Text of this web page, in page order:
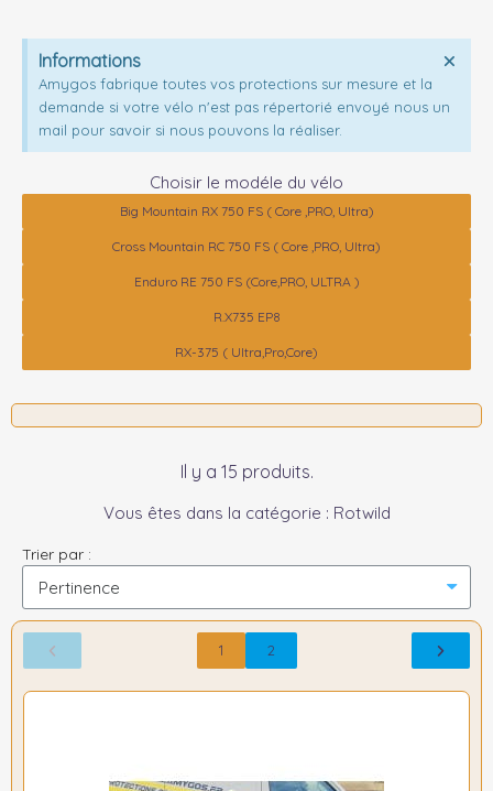
Informations
Amygos fabrique toutes vos protections sur mesure et la
demande si votre vélo n'est pas répertorié envoyé nous un
mail pour savoir si nous pouvons la réaliser.
Choisir le modéle du vélo
Big Mountain RX 750 FS ( Core ,PRO, Ultra)
Cross Mountain RC 750 FS ( Core ,PRO, Ultra)
Enduro RE 750 FS (Core,PRO, ULTRA )
R.X735 EP8
RX-375 ( Ultra,Pro,Core)
Il y a 15 produits.
Vous êtes dans la catégorie : Rotwild
Trier par :
1 2